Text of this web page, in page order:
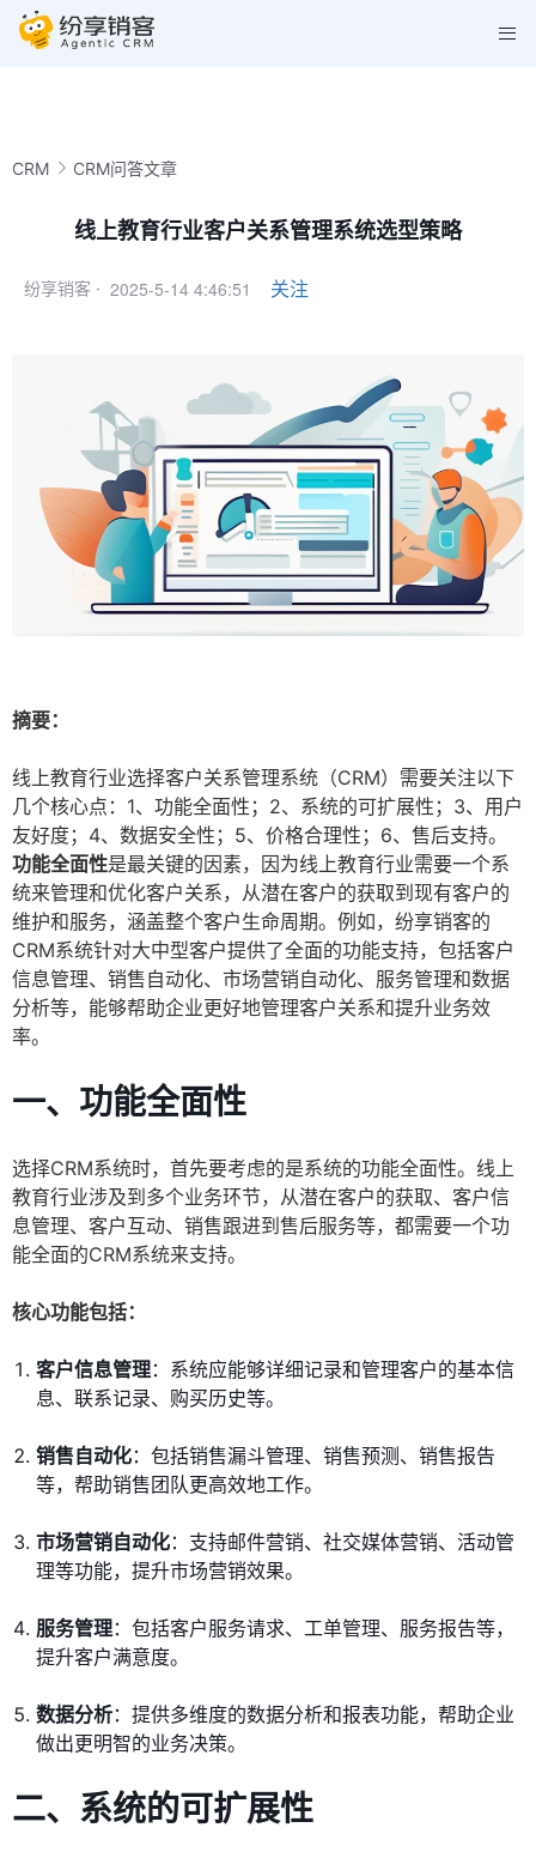
CRM CRM问答文章
线上教育行业客户关系管理系统选型策略
纷享销客 · 2025-5-14 4:46:51 关注
摘要：
线上教育行业选择客户关系管理系统（CRM）需要关注以下
几个核心点：1、功能全面性；2、系统的可扩展性；3、用户
友好度；4、数据安全性；5、价格合理性；6、售后支持。
功能全面性是最关键的因素，因为线上教育行业需要一个系
统来管理和优化客户关系，从潜在客户的获取到现有客户的
维护和服务，涵盖整个客户生命周期。例如，纷享销客的
CRM系统针对大中型客户提供了全面的功能支持，包括客户
信息管理、销售自动化、市场营销自动化、服务管理和数据
分析等，能够帮助企业更好地管理客户关系和提升业务效
率。
一、功能全面性
选择CRM系统时，首先要考虑的是系统的功能全面性。线上
教育行业涉及到多个业务环节，从潜在客户的获取、客户信
息管理、客户互动、销售跟进到售后服务等，都需要一个功
能全面的CRM系统来支持。
核心功能包括：
客户信息管理：系统应能够详细记录和管理客户的基本信
息、联系记录、购买历史等。
销售自动化：包括销售漏斗管理、销售预测、销售报告
等，帮助销售团队更高效地工作。
市场营销自动化：支持邮件营销、社交媒体营销、活动管
理等功能，提升市场营销效果。
服务管理：包括客户服务请求、工单管理、服务报告等，
提升客户满意度。
数据分析：提供多维度的数据分析和报表功能，帮助企业
做出更明智的业务决策。
二、系统的可扩展性